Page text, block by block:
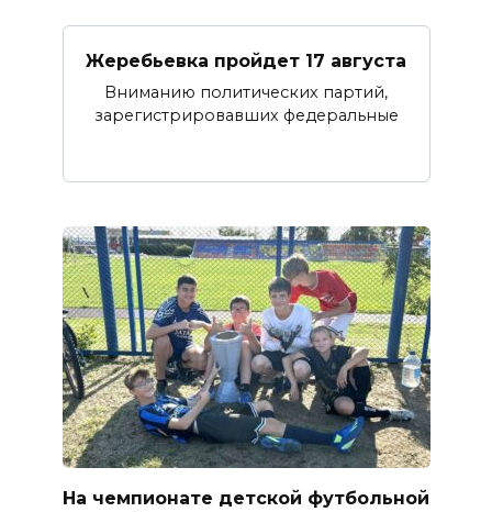
Жеребьевка пройдет 17 августа
Вниманию политических партий,
зарегистрировавших федеральные
На чемпионате детской футбольной